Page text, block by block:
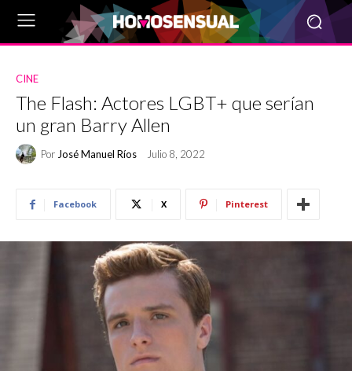
CINE
The Flash: Actores LGBT+ que serían
un gran Barry Allen
Por José Manuel Ríos Julio 8, 2022
Facebook X Pinterest